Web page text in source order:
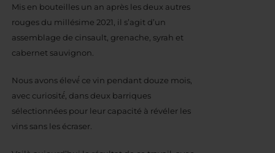
Mis en bouteilles un an après les deux autres
rouges du millésime 2021, il s’agit d’un
assemblage de cinsault, grenache, syrah et
cabernet sauvignon.
Nous avons élevé́ ce vin pendant douze mois,
avec curiosité́, dans deux barriques
sélectionnées pour leur capacité à révéler les
vins sans les écraser.